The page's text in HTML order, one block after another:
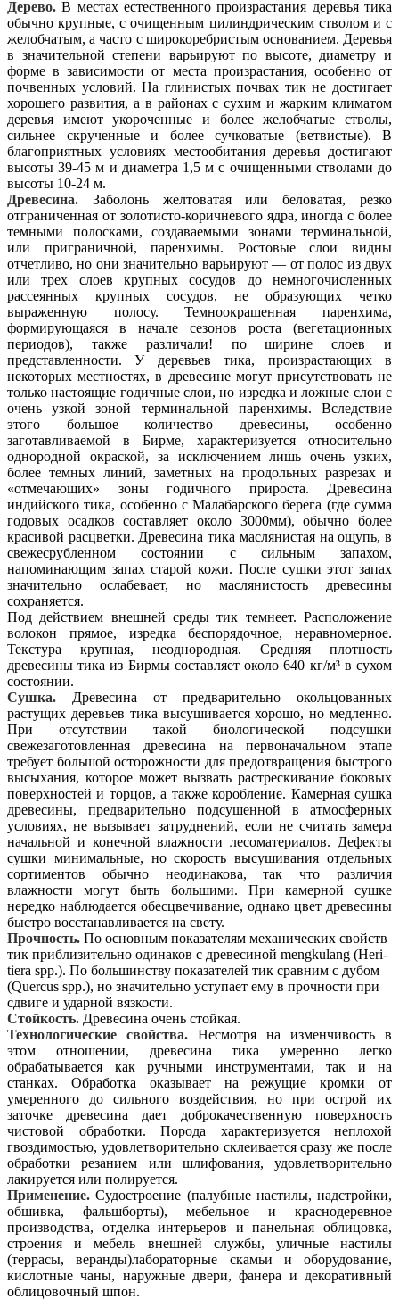
Дерево. В местах естественного произрастания деревья тика
обычно крупные, с очищенным цилиндрическим стволом и с
желобчатым, а часто с широкоребристым основанием. Деревья
в значительной степени варьируют по высоте, диаметру и
форме в зависимости от места произрастания, особенно от
почвенных условий. На глинистых почвах тик не достигает
хорошего развития, а в районах с сухим и жарким климатом
деревья имеют укороченные и более желобчатые стволы,
сильнее скрученные и более сучковатые (ветвистые). В
благоприятных условиях местообитания деревья достигают
высоты 39-45 м и диаметра 1,5 м с очищенными стволами до
высоты 10-24 м.
Древесина. Заболонь желтоватая или беловатая, резко
отграниченная от золотисто-коричневого ядра, иногда с более
темными полосками, создаваемыми зонами терминальной,
или приграничной, паренхимы. Ростовые слои видны
отчетливо, но они значительно варьируют — от полос из двух
или трех слоев крупных сосудов до немногочисленных
рассеянных крупных сосудов, не образующих четко
выраженную полосу. Темноокрашенная паренхима,
формирующаяся в начале сезонов роста (вегетационных
периодов), также различали! по ширине слоев и
представленности. У деревьев тика, произрастающих в
некоторых местностях, в древесине могут присутствовать не
только настоящие годичные слои, но изредка и ложные слои с
очень узкой зоной терминальной паренхимы. Вследствие
этого большое количество древесины, особенно
заготавливаемой в Бирме, характеризуется относительно
однородной окраской, за исключением лишь очень узких,
более темных линий, заметных на продольных разрезах и
«отмечающих» зоны годичного прироста. Древесина
индийского тика, особенно с Малабарского берега (где сумма
годовых осадков составляет около 3000мм), обычно более
красивой расцветки. Древесина тика маслянистая на ощупь, в
свежесрубленном состоянии с сильным запахом,
напоминающим запах старой кожи. После сушки этот запах
значительно ослабевает, но маслянистость древесины
сохраняется.
Под действием внешней среды тик темнеет. Расположение
волокон прямое, изредка беспорядочное, неравномерное.
Текстура крупная, неоднородная. Средняя плотность
древесины тика из Бирмы составляет около 640 кг/м³ в сухом
состоянии.
Сушка. Древесина от предварительно окольцованных
растущих деревьев тика высушивается хорошо, но медленно.
При отсутствии такой биологической подсушки
свежезаготовленная древесина на первоначальном этапе
требует большой осторожности для предотвращения быстрого
высыхания, которое может вызвать растрескивание боковых
поверхностей и торцов, а также коробление. Камерная сушка
древесины, предварительно подсушенной в атмосферных
условиях, не вызывает затруднений, если не считать замера
начальной и конечной влажности лесоматериалов. Дефекты
сушки минимальные, но скорость высушивания отдельных
сортиментов обычно неодинакова, так что различия
влажности могут быть большими. При камерной сушке
нередко наблюдается обесцвечивание, однако цвет древесины
быстро восстанавливается на свету.
Прочность. По основным показателям механических свойств
тик приблизительно одинаков с древесиной mengkulang (Heri-
tiera spp.). По большинству показателей тик сравним с дубом
(Quercus spp.), но значительно уступает ему в прочности при
сдвиге и ударной вязкости.
Стойкость. Древесина очень стойкая.
Технологические свойства. Несмотря на изменчивость в
этом отношении, древесина тика умеренно легко
обрабатывается как ручными инструментами, так и на
станках. Обработка оказывает на режущие кромки от
умеренного до сильного воздействия, но при острой их
заточке древесина дает доброкачественную поверхность
чистовой обработки. Порода характеризуется неплохой
гвоздимостью, удовлетворительно склеивается сразу же после
обработки резанием или шлифования, удовлетворительно
лакируется или полируется.
Применение. Судостроение (палубные настилы, надстройки,
обшивка, фальшборты), мебельное и краснодеревное
производства, отделка интерьеров и панельная облицовка,
строения и мебель внешней службы, уличные настилы
(террасы, веранды)лабораторные скамьи и оборудование,
кислотные чаны, наружные двери, фанера и декоративный
облицовочный шпон.